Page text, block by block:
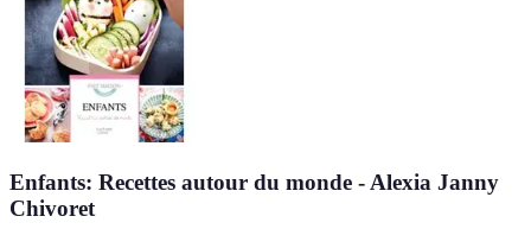
Enfants: Recettes autour du monde - Alexia Janny
Chivoret